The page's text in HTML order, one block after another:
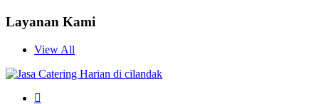
Layanan Kami
View All